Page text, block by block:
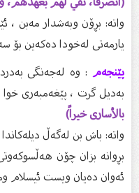
واتە: بڕۆن وبەشدار مەبن ،
یارمەتی لەخودا دەکەین بۆ
پێنجەم: وە لەجەنگی بەدردا
بەدیل گرت ، پێغەمبەری خوا
بالأسارى خيراً)
واتە: باش بن لەگەڵ دیلەکاندا .
بڕوانە بزان چۆن
ئەوان دەیان ویست ئیسلام